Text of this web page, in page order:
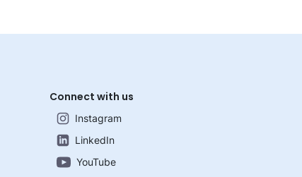
Connect with us
Instagram
LinkedIn
YouTube